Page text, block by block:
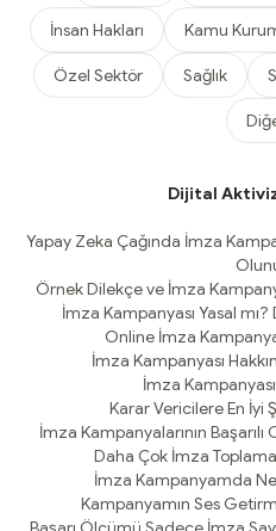
İnsan Hakları Kamu
Özel Sektör Sağlık
Dijital
Yapay Zeka Çağında İmza
Örnek Dilekçe ve İmza
İmza Kampanyası Yasal mı?
Online İmza
İmza Kampanyası
İmza Kampanyası
Karar Vericilere En İyi
İmza Kampanyalarının Başarılı
Daha Çok İmza
İmza Kampanyamda
Kampanyamın Ses